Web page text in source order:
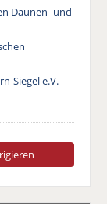
Daunen- und
Siegel e.V.